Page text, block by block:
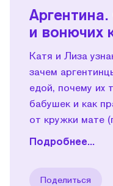
и вонючих
Катя и Лиза
зачем
едой, почему их
бабушек и как
от кружки мате
Подробнее...
Поделиться